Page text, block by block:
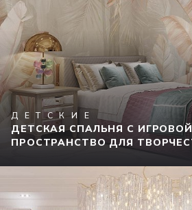
ДЕТСКИЕ
ДЕТСКАЯ СПАЛЬНЯ С
ПРОСТРАНСТВО ДЛЯ